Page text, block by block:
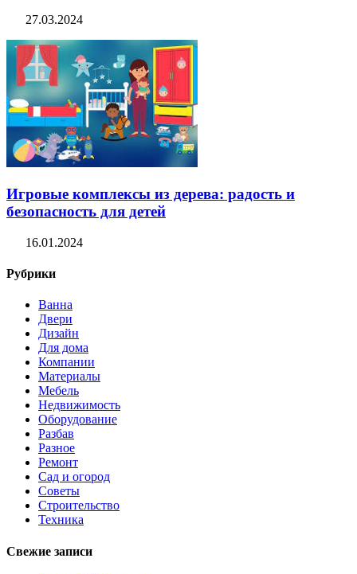
27.03.2024
Игровые комплексы из дерева: радость и
безопасность для детей
16.01.2024
Рубрики
Ванна
Двери
Дизайн
Для дома
Компании
Материалы
Мебель
Недвижимость
Оборудование
Разбав
Разное
Ремонт
Сад и огород
Советы
Строительство
Техника
Свежие записи